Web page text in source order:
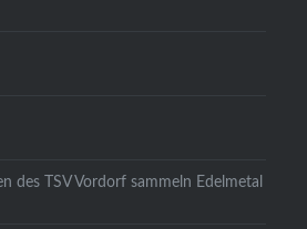
des TSV Vordorf sammeln Edelmetal